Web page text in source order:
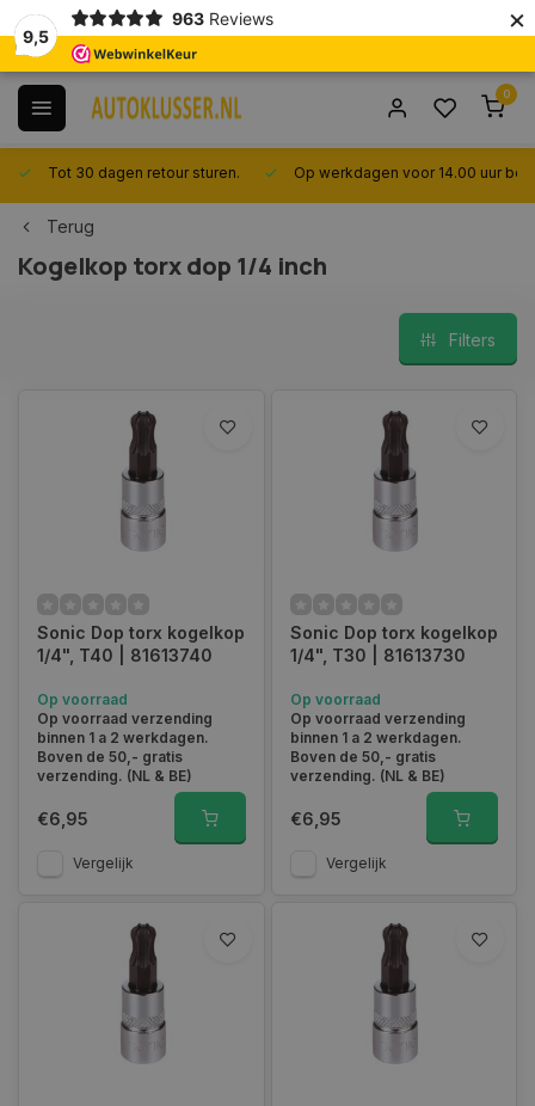
9,5
963 Reviews ×
0
Tot 30 dagen retour sturen. Op werkdagen voor 14.00 uur
Terug
Kogelkop torx dop 1/4 inch
Filters
Sonic Dop torx kogelkop
1/4", T40 | 81613740
Op voorraad
Op voorraad verzending
binnen 1 a 2 werkdagen.
Boven de 50,- gratis
verzending. (NL & BE)
€6,95
Vergelijk
Sonic Dop torx kogelkop
1/4", T30 | 81613730
Op voorraad
Op voorraad verzending
binnen 1 a 2 werkdagen.
Boven de 50,- gratis
verzending. (NL & BE)
€6,95
Vergelijk